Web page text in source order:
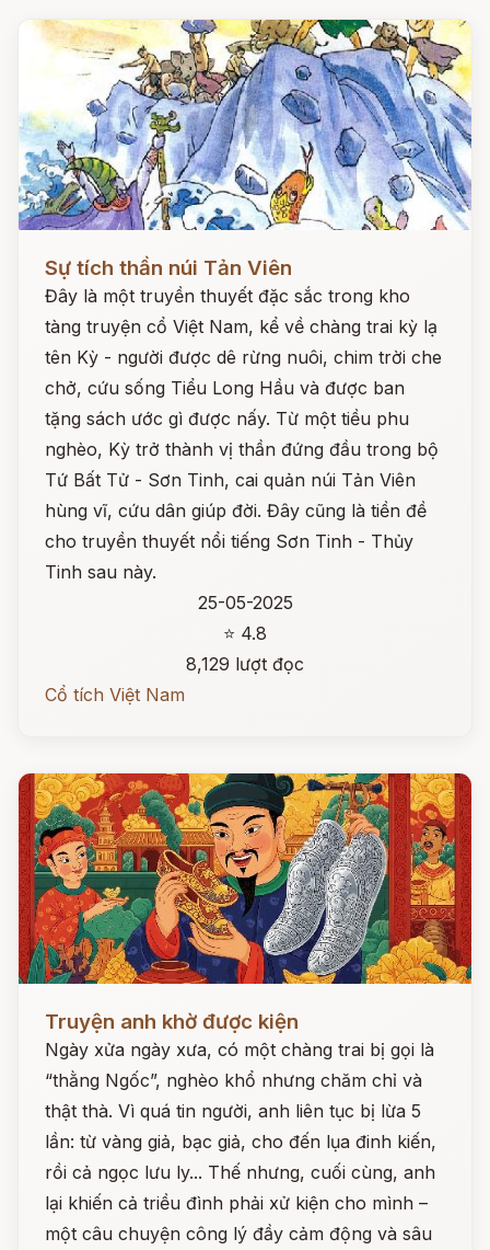
Sự tích thần núi Tản Viên
Đây là một truyền thuyết đặc sắc trong kho
tàng truyện cổ Việt Nam, kể về chàng trai kỳ lạ
tên Kỳ - người được dê rừng nuôi, chim trời che
chở, cứu sống Tiểu Long Hầu và được ban
tặng sách ước gì được nấy. Từ một tiều phu
nghèo, Kỳ trở thành vị thần đứng đầu trong bộ
Tứ Bất Tử - Sơn Tinh, cai quản núi Tản Viên
hùng vĩ, cứu dân giúp đời. Đây cũng là tiền đề
cho truyền thuyết nổi tiếng Sơn Tinh - Thủy
Tinh sau này.
25-05-2025
⭐ 4.8
8,129 lượt đọc
Cổ tích Việt Nam
Truyện anh khờ được kiện
Ngày xửa ngày xưa, có một chàng trai bị gọi là
“thằng Ngốc”, nghèo khổ nhưng chăm chỉ và
thật thà. Vì quá tin người, anh liên tục bị lừa 5
lần: từ vàng giả, bạc giả, cho đến lụa đinh kiến,
rồi cả ngọc lưu ly... Thế nhưng, cuối cùng, anh
lại khiến cả triều đình phải xử kiện cho mình –
một câu chuyện công lý đầy cảm động và sâu